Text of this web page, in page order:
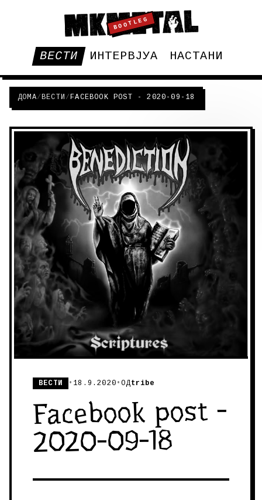
BOOTLEG
ВЕСТИ ИНТЕРВЈУА НАСТАНИ
ДОМА/ВЕСТИ /FACEBOOK POST - 2020-09-18
ВЕСТИ • 18.9.2020 •ОДtribe
Facebook post -
2020-09-18